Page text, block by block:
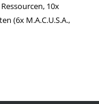
10x
(6x M.A.C.U.S.A.,